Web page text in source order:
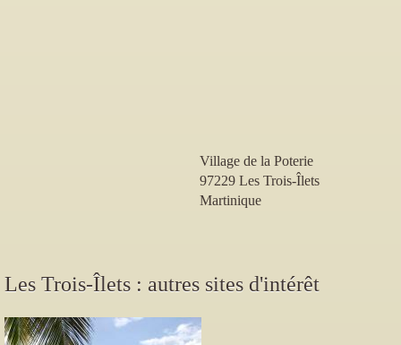
Village de la Poterie
97229 Les Trois-Îlets
Martinique
Les Trois-Îlets : autres sites d'intérêt